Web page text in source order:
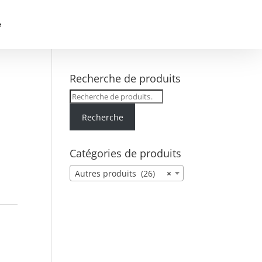
Recherche de produits
Recherche
Recherche
Catégories de produits
×
Autres produits (26)